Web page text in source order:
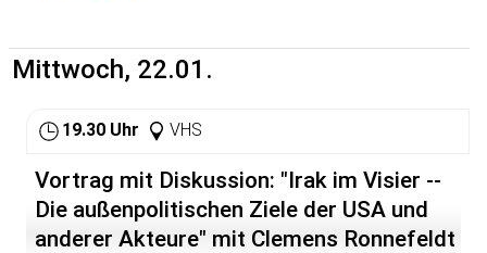
Mittwoch, 22.01.
19.30 Uhr VHS
Vortrag mit Diskussion: "Irak im Visier --
Die außenpolitischen Ziele der USA und
anderer Akteure" mit Clemens Ronnefeldt